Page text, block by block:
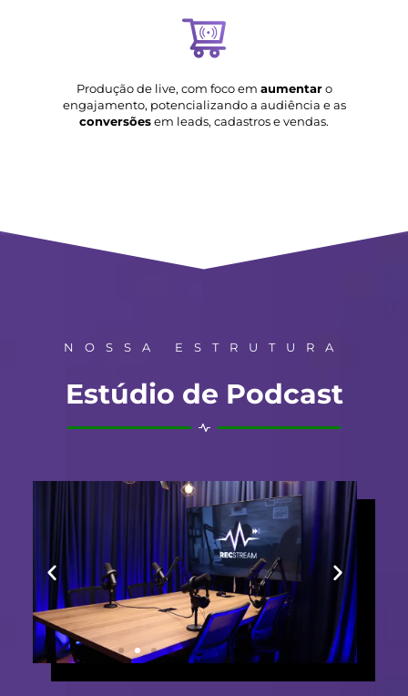
Produção de live, com foco em aumentaro
engajamento, potencializando a audiência e as
conversõesem leads, cadastros e vendas.
NOSSA ESTRUTURA
Estúdio de Podcast